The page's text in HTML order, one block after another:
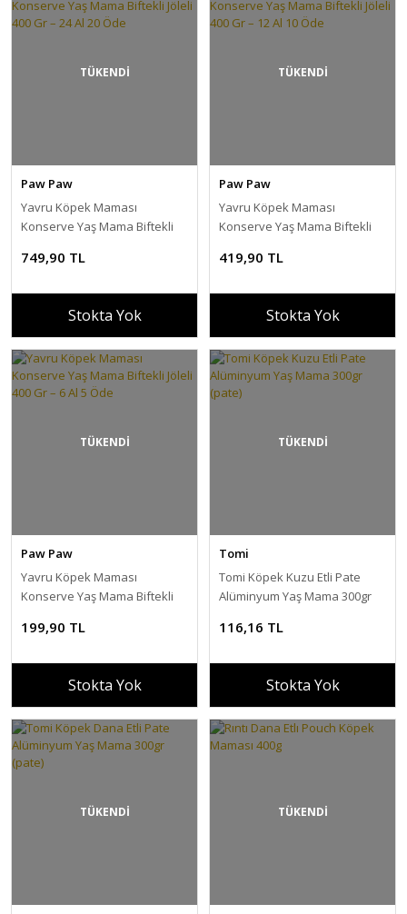
TÜKENDİ
Paw Paw
Yavru Köpek Maması
Konserve Yaş Mama Biftekli
749,90 TL
Stokta Yok
TÜKENDİ
Paw Paw
Yavru Köpek Maması
Konserve Yaş Mama Biftekli
419,90 TL
Stokta Yok
TÜKENDİ
Paw Paw
Yavru Köpek Maması
Konserve Yaş Mama Biftekli
199,90 TL
Stokta Yok
TÜKENDİ
Tomi
Tomi Köpek Kuzu Etli Pate
Alüminyum Yaş Mama 300gr
116,16 TL
Stokta Yok
TÜKENDİ TÜKENDİ